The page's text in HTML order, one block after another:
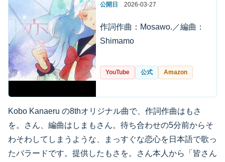
公開日 2026-03-27
作詞作曲：Mosawo.／編曲：
Shimamo
YouTube 公式 Amazon
Kobo Kanaeru の8thオリジナル曲で、作詞作曲はもさ
を。さん、編曲はしまもさん。待ち合わせの5分前からそ
わそわしてしまうような、まっすぐな恋心を日本語で歌っ
たバラードです。提供したもさを。さん本人から「皆さん